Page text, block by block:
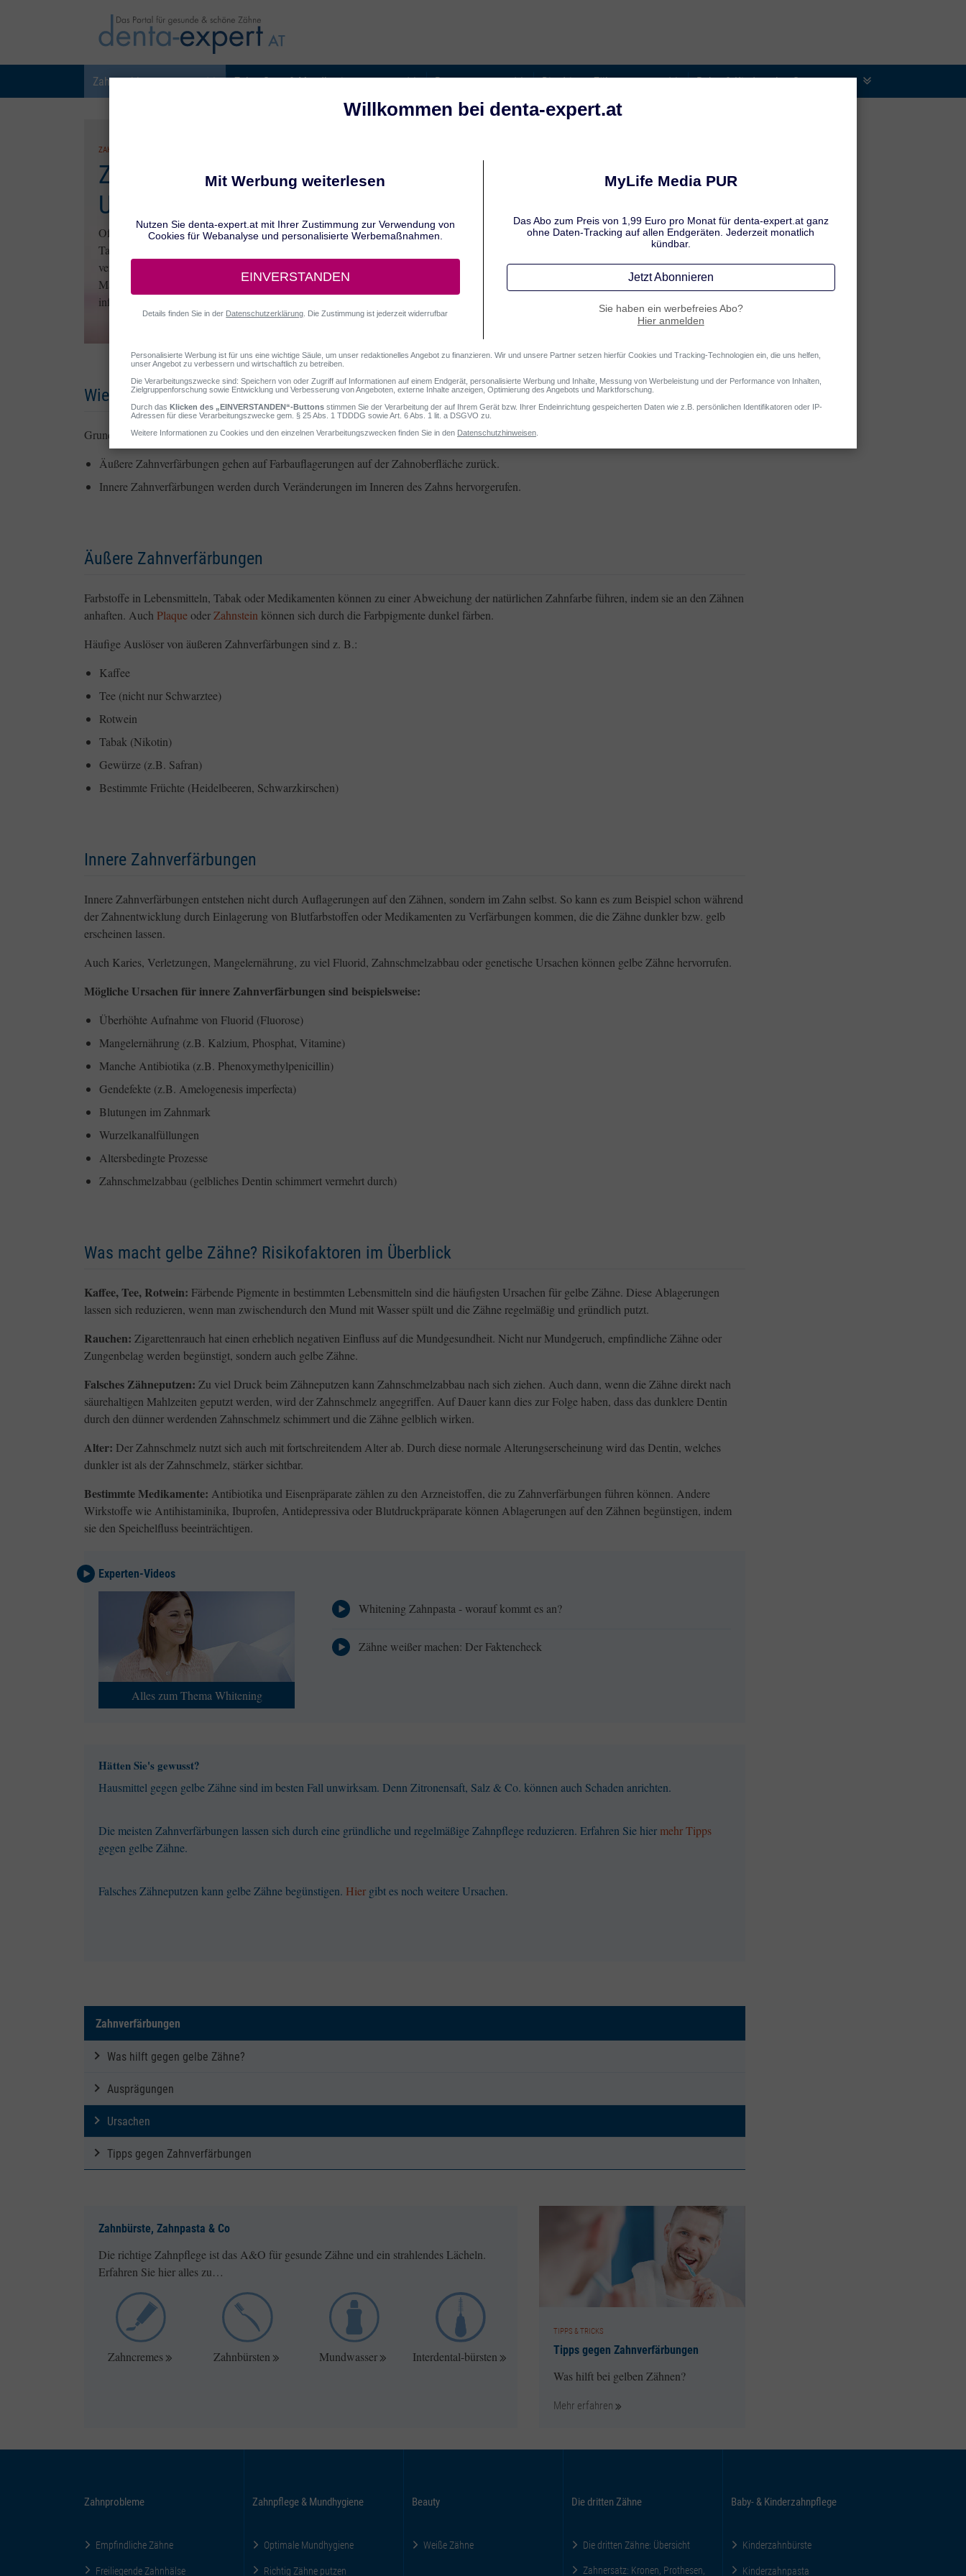
Zahnprobleme Zahnpflege & Mundhygiene Beauty Die dritten Zähne Baby- & Kinderzahnpflege
ZAHNPROBLEME
Zahnverfärbungen:
Ursachen
Oft sind es die Farbpigmente aus Kaffee, Tee oder
Tabak, die dazu führen, dass sich die Zähne unschön
verfärben. Aber auch Medikamente oder eine
Mangelernährung kommen als mögliche Ursachen
infrage.
Wie entstehen verfärbte Zähne?
Grundsätzlich unterscheidet man zwischen „äußeren“ und „inneren“ Zahnverfärbungen.
Äußere Zahnverfärbungen gehen auf Farbauflagerungen auf der Zahnoberfläche zurück.
Innere Zahnverfärbungen werden durch Veränderungen im Inneren des Zahns hervorgerufen.
Äußere Zahnverfärbungen
Farbstoffe in Lebensmitteln, Tabak oder Medikamenten können zu einer Abweichung der natürlichen Zahnfarbe führen, indem sie an den Zähnen
anhaften. Auch PlaqueoderZahnstein können sich durch die Farbpigmente dunkel färben.
Häufige Auslöser von äußeren Zahnverfärbungen sind z. B.:
Kaffee
Tee (nicht nur Schwarztee)
Rotwein
Tabak (Nikotin)
Gewürze (z.B. Safran)
Bestimmte Früchte (Heidelbeeren, Schwarzkirschen)
Innere Zahnverfärbungen
Innere Zahnverfärbungen entstehen nicht durch Auflagerungen auf den Zähnen, sondern im Zahn selbst. So kann es zum Beispiel schon während
der Zahnentwicklung durch Einlagerung von Blutfarbstoffen oder Medikamenten zu Verfärbungen kommen, die die Zähne dunkler bzw. gelb
erscheinen lassen.
Auch Karies, Verletzungen, Mangelernährung, zu viel Fluorid, Zahnschmelzabbau oder genetische Ursachen können gelbe Zähne hervorrufen.
Mögliche Ursachen für innere Zahnverfärbungen sind beispielsweise:
Überhöhte Aufnahme von Fluorid (Fluorose)
Mangelernährung (z.B. Kalzium, Phosphat, Vitamine)
Manche Antibiotika (z.B. Phenoxymethylpenicillin)
Gendefekte (z.B. Amelogenesis imperfecta)
Blutungen im Zahnmark
Wurzelkanalfüllungen
Altersbedingte Prozesse
Zahnschmelzabbau (gelbliches Dentin schimmert vermehrt durch)
Was macht gelbe Zähne? Risikofaktoren im Überblick
Kaffee, Tee, Rotwein: Färbende Pigmente in bestimmten Lebensmitteln sind die häufigsten Ursachen für gelbe Zähne. Diese Ablagerungen
lassen sich reduzieren, wenn man zwischendurch den Mund mit Wasser spült und die Zähne regelmäßig und gründlich putzt.
Rauchen: Zigarettenrauch hat einen erheblich negativen Einfluss auf die Mundgesundheit. Nicht nur Mundgeruch, empfindliche Zähne oder
Zungenbelag werden begünstigt, sondern auch gelbe Zähne.
Falsches Zähneputzen: Zu viel Druck beim Zähneputzen kann Zahnschmelzabbau nach sich ziehen. Auch dann, wenn die Zähne direkt nach
säurehaltigen Mahlzeiten geputzt werden, wird der Zahnschmelz angegriffen. Auf Dauer kann dies zur Folge haben, dass das dunklere Dentin
durch den dünner werdenden Zahnschmelz schimmert und die Zähne gelblich wirken.
Alter: Der Zahnschmelz nutzt sich auch mit fortschreitendem Alter ab. Durch diese normale Alterungserscheinung wird das Dentin, welches
dunkler ist als der Zahnschmelz, stärker sichtbar.
Bestimmte Medikamente: Antibiotika und Eisenpräparate zählen zu den Arzneistoffen, die zu Zahnverfärbungen führen können. Andere
Wirkstoffe wie Antihistaminika, Ibuprofen, Antidepressiva oder Blutdruckpräparate können Ablagerungen auf den Zähnen begünstigen, indem
sie den Speichelfluss beeinträchtigen.
Experten-Videos
Alles zum Thema Whitening
Whitening Zahnpasta - worauf kommt es an?
Zähne weißer machen: Der Faktencheck
Hätten Sie's gewusst?
Hausmittel gegen gelbe Zähne sind im besten Fall unwirksam. Denn Zitronensaft, Salz & Co. können auch Schaden anrichten.
Die meisten Zahnverfärbungen lassen sich durch eine gründliche und regelmäßige Zahnpflege reduzieren. Erfahren Sie hier mehr Tipps
gegen gelbe Zähne.
Falsches Zähneputzen kann gelbe Zähne begünstigen. Hier gibt es noch weitere Ursachen.
Zahnverfärbungen
Was hilft gegen gelbe Zähne?
Ausprägungen
Ursachen
Tipps gegen Zahnverfärbungen
Zahnbürste, Zahnpasta & Co
Die richtige Zahnpflege ist das A&O für gesunde Zähne und ein strahlendes Lächeln.
Erfahren Sie hier alles zu…
Zahncremes Zahnbürsten Mundwasser Interdental-bürsten
TIPPS & TRICKS
Tipps gegen Zahnverfärbungen
Was hilft bei gelben Zähnen?
Mehr erfahren
Zahnprobleme
Empfindliche Zähne
Freiliegende Zahnhälse
Zahnpflege & Mundhygiene
Optimale Mundhygiene
Richtig Zähne putzen
Beauty
Weiße Zähne
Die dritten Zähne
Die dritten Zähne: Übersicht
Zahnersatz: Kronen, Prothesen,
Baby- & Kinderzahnpflege
Kinderzahnbürste
Kinderzahnpasta